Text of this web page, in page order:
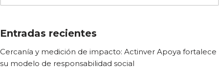
Entradas recientes
Cercanía y medición de impacto: Actinver Apoya fortalece
su modelo de responsabilidad social